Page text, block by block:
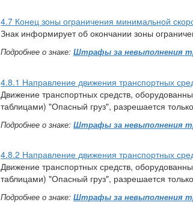
4.7 Конец зоны ограничения минимальной
Знак информирует об окончании зоны
Подробнее о знаке:Штрафы за невыполнения
4.8.1 Направление движения транспортных
Движение транспортных средств,
таблицами) "Опасный груз", разрешается
Подробнее о знаке:Штрафы за невыполнения
4.8.2 Направление движения транспортных
Движение транспортных средств,
таблицами) "Опасный груз", разрешается
Подробнее о знаке:Штрафы за невыполнения